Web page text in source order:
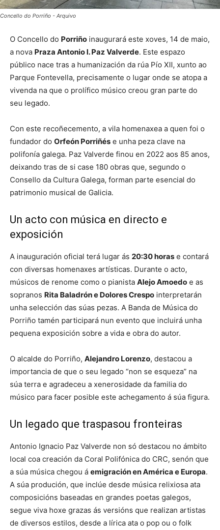
Concello do Porriño - Arquivo
O Concello do Porriño inaugurará este xoves, 14 de maio,
a nova Praza Antonio I. Paz Valverde. Este espazo
público nace tras a humanización da rúa Pío XII, xunto ao
Parque Fontevella, precisamente o lugar onde se atopa a
vivenda na que o prolífico músico creou gran parte do
seu legado.
Con este recoñecemento, a vila homenaxea a quen foi o
fundador do Orfeón Porriñés e unha peza clave na
polifonía galega. Paz Valverde finou en 2022 aos 85 anos,
deixando tras de si case 180 obras que, segundo o
Consello da Cultura Galega, forman parte esencial do
patrimonio musical de Galicia.
Un acto con música en directo e
exposición
A inauguración oficial terá lugar ás 20:30 horas e contará
con diversas homenaxes artísticas. Durante o acto,
músicos de renome como o pianista Alejo Amoedo e as
sopranos Rita Baladrón e Dolores Crespo interpretarán
unha selección das súas pezas. A Banda de Música do
Porriño tamén participará nun evento que incluirá unha
pequena exposición sobre a vida e obra do autor.
O alcalde do Porriño, Alejandro Lorenzo, destacou a
importancia de que o seu legado “non se esqueza” na
súa terra e agradeceu a xenerosidade da familia do
músico para facer posible este achegamento á súa figura.
Un legado que traspasou fronteiras
Antonio Ignacio Paz Valverde non só destacou no ámbito
local coa creación da Coral Polifónica do CRC, senón que
a súa música chegou á emigración en América e Europa.
A súa produción, que inclúe desde música relixiosa ata
composicións baseadas en grandes poetas galegos,
segue viva hoxe grazas ás versións que realizan artistas
de diversos estilos, desde a lírica ata o pop ou o folk